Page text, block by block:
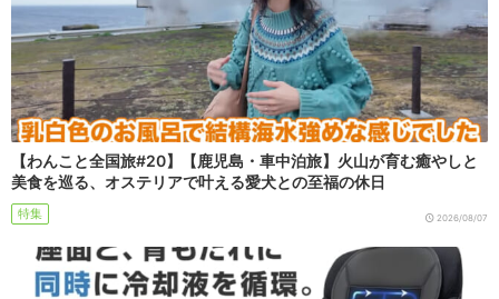
【わんこと全国旅#20】【鹿児島・車中泊旅】火山が育む癒やしと
美食を巡る、オステリアで叶える愛犬との至福の休日
特集 2026/08/07